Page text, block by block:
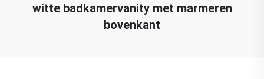
witte badkamervanity met marmeren
bovenkant